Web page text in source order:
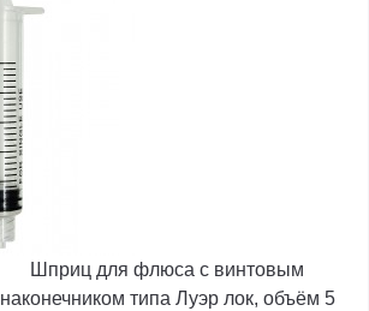
Шприц для флюса с винтовым
наконечником типа Луэр лок, объём 5